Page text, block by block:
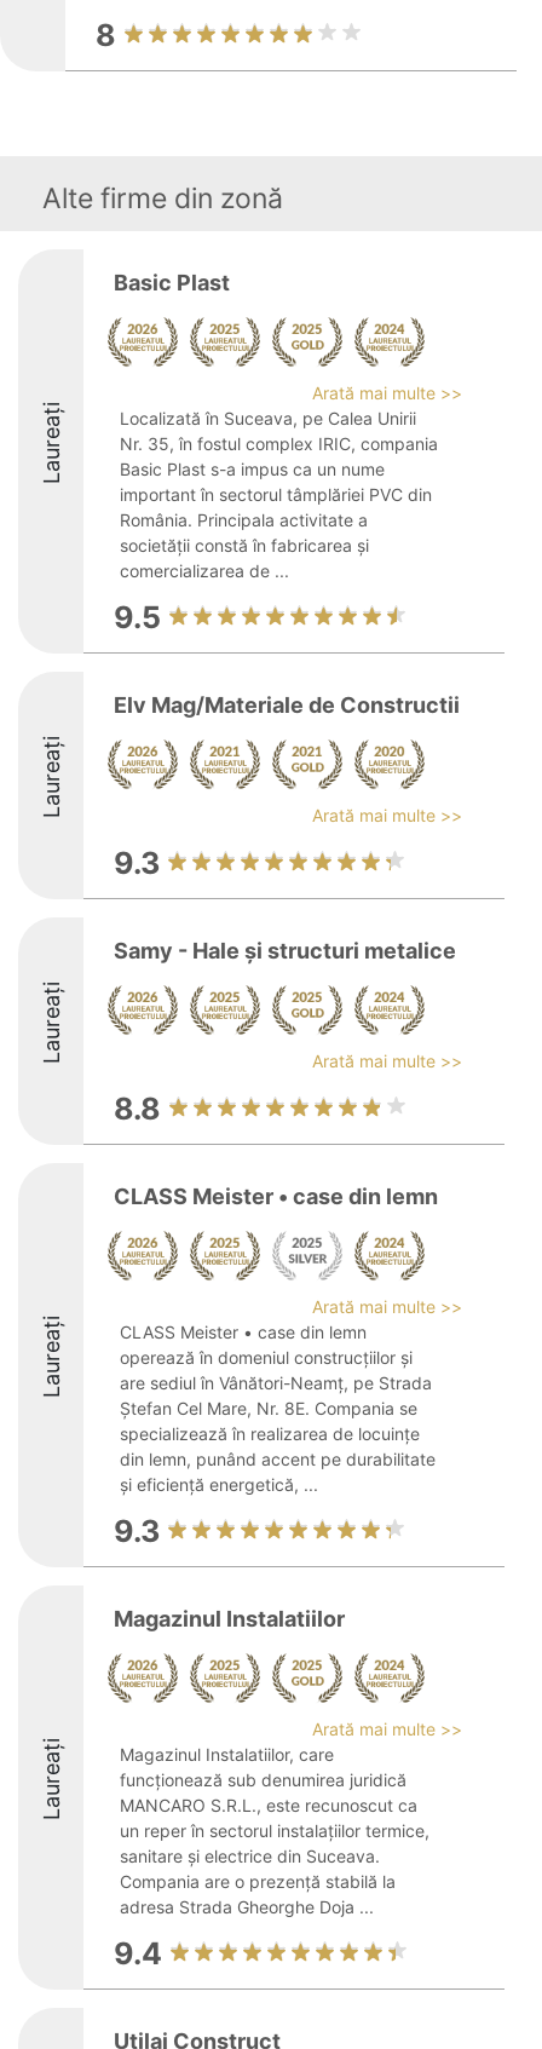
8
Alte firme din zonă
Laureați
Basic Plast
Arată mai multe >>
Localizată în Suceava, pe Calea Unirii
Nr. 35, în fostul complex IRIC, compania
Basic Plast s-a impus ca un nume
important în sectorul tâmplăriei PVC din
România. Principala activitate a
societății constă în fabricarea și
comercializarea de ...
9.5
Laureați
Elv Mag/Materiale de Constructii
Arată mai multe >>
9.3
Laureați
Samy - Hale și structuri metalice
Arată mai multe >>
8.8
Laureați
CLASS Meister • case din lemn
Arată mai multe >>
CLASS Meister • case din lemn
operează în domeniul construcțiilor și
are sediul în Vânători-Neamț, pe Strada
Ștefan Cel Mare, Nr. 8E. Compania se
specializează în realizarea de locuințe
din lemn, punând accent pe durabilitate
și eficiență energetică, ...
9.3
Laureați
Magazinul Instalatiilor
Arată mai multe >>
Magazinul Instalatiilor, care
funcționează sub denumirea juridică
MANCARO S.R.L., este recunoscut ca
un reper în sectorul instalațiilor termice,
sanitare și electrice din Suceava.
Compania are o prezență stabilă la
adresa Strada Gheorghe Doja ...
9.4
Utilaj Construct